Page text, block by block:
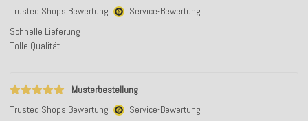
Trusted Shops Bewertung
Service-Bewertung
Schnelle Lieferung
Tolle Qualität
Musterbestellung
Trusted Shops Bewertung
Service-Bewertung